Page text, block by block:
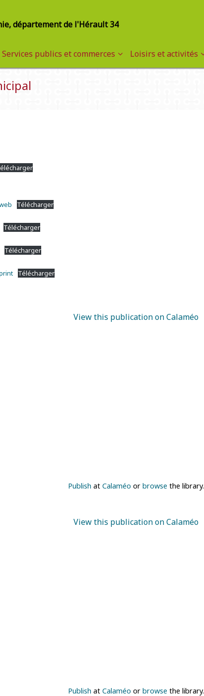
département de l'Hérault 34
Services publics et commerces Loisirs et activités
Télécharger
Télécharger
Télécharger
Télécharger
View this publication on Calaméo
Publish at Calaméo or browse the library.
View this publication on Calaméo
Publish at Calaméo or browse the library.